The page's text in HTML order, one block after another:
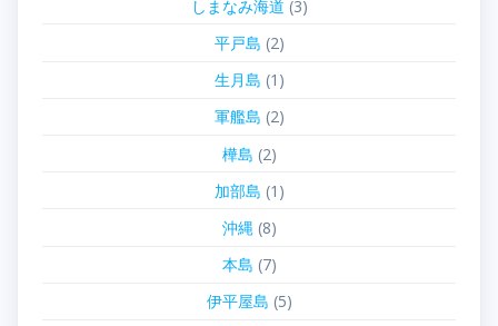
しまなみ海道 (3)
平戸島 (2)
生月島 (1)
軍艦島 (2)
樺島 (2)
加部島 (1)
沖縄(8)
本島 (7)
伊平屋島 (5)